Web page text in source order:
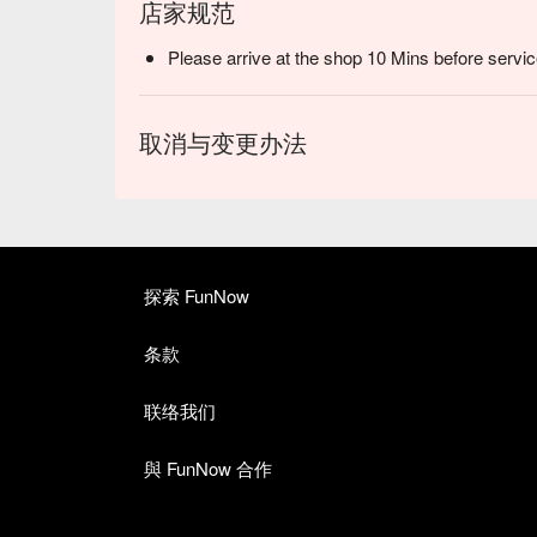
店家规范
Please arrive at the shop 10 Mins before
取消与变更办法
探索 FunNow
条款
联络我们
與 FunNow 合作